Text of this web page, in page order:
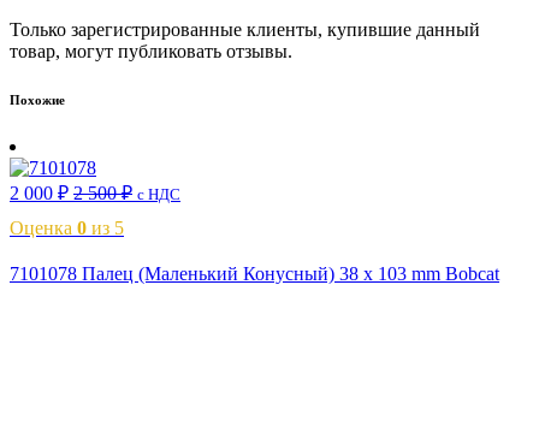
Только зарегистрированные клиенты, купившие данный
товар, могут публиковать отзывы.
Похожие
2 000 ₽ 2 500₽ с НДС
Оценка 0 из 5
7101078 Палец (Маленький Конусный) 38 x 103 mm Bobcat